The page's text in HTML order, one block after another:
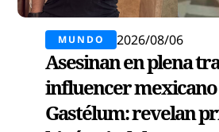
MUNDO 2026/08/06
Asesinan en plena
influencer mexicano
Gastélum: revelan